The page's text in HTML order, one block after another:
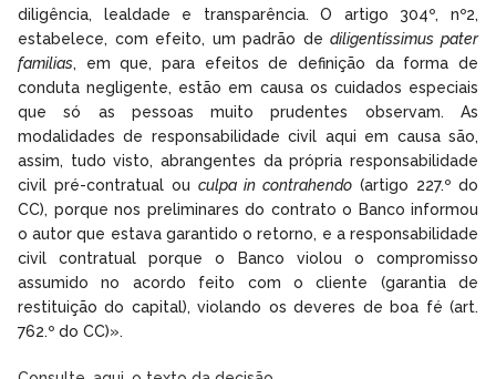
diligência, lealdade e transparência. O artigo 304º, nº2,
estabelece, com efeito, um padrão dediligentíssimus pater
familias, em que, para efeitos de definição da forma de
conduta negligente, estão em causa os cuidados especiais
que só as pessoas muito prudentes observam. As
modalidades de responsabilidade civil aqui em causa são,
assim, tudo visto, abrangentes da própria responsabilidade
civil pré-contratual ou culpa in contrahendo (artigo 227.º do
CC), porque nos preliminares do contrato o Banco informou
o autor que estava garantido o retorno, e a responsabilidade
civil contratual porque o Banco violou o compromisso
assumido no acordo feito com o cliente (garantia de
restituição do capital), violando os deveres de boa fé (art.
762.º do CC)».